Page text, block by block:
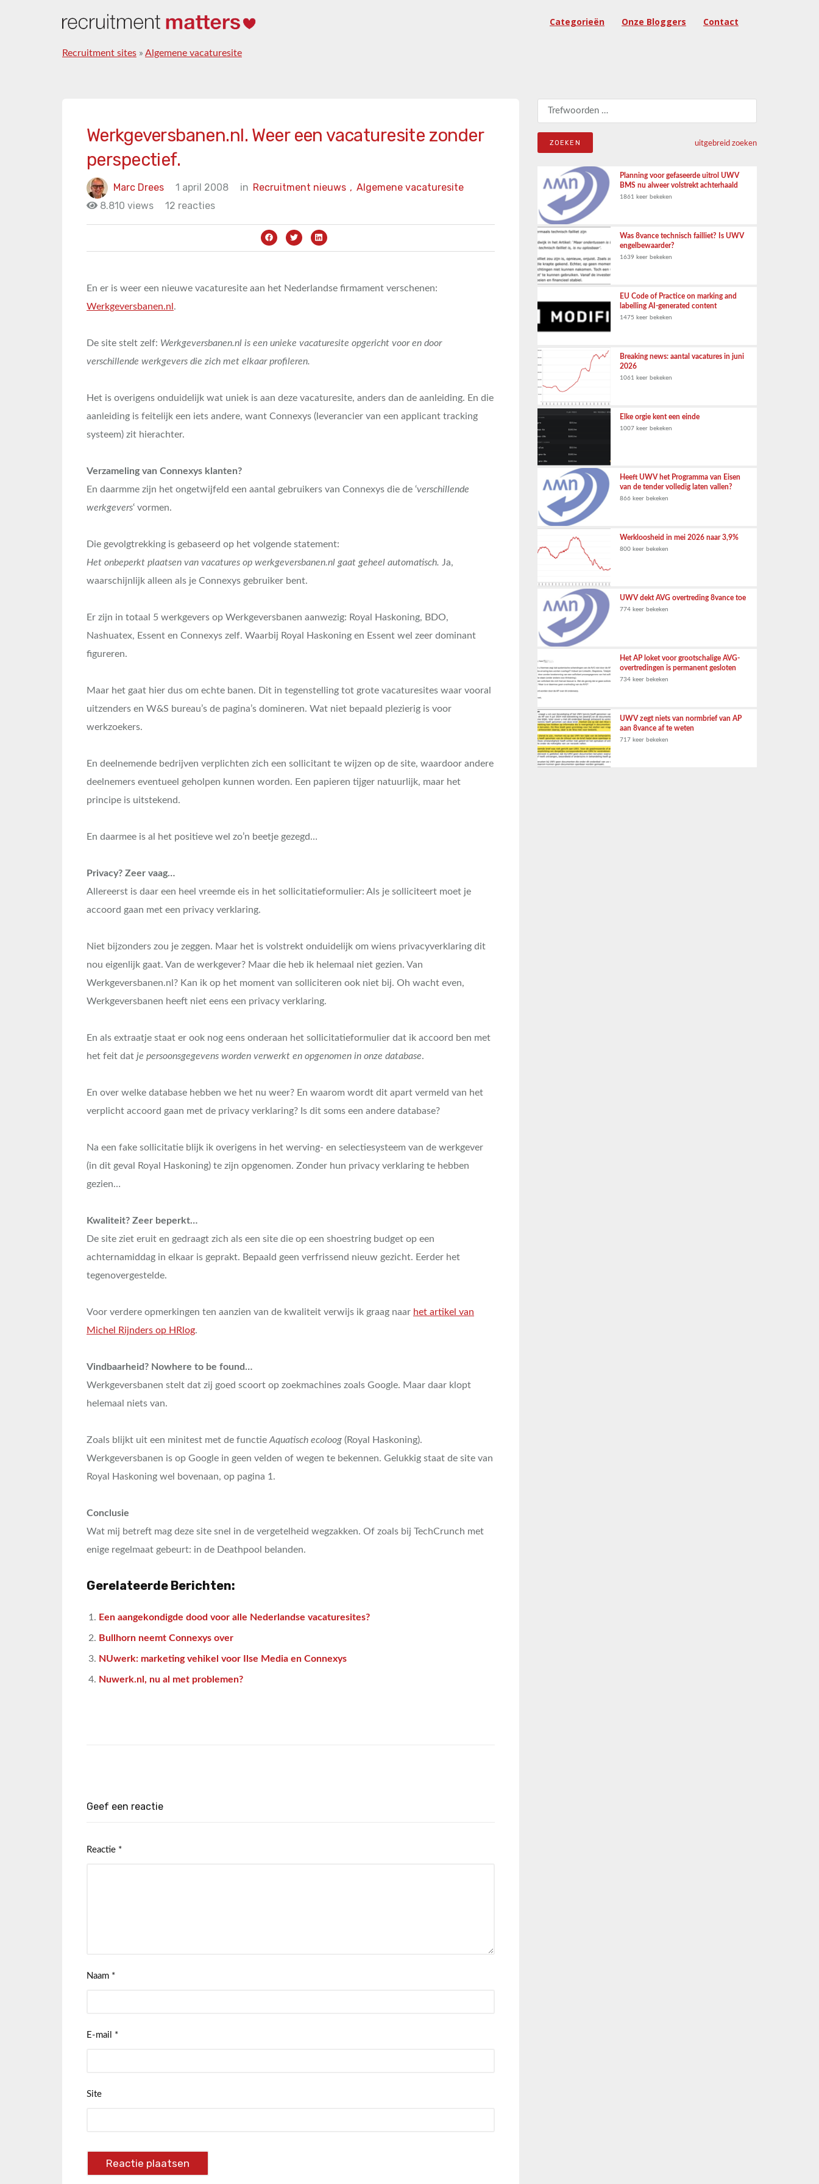
Categorieën Onze Bloggers Contact
Recruitment sites » Algemene vacaturesite
Werkgeversbanen.nl. Weer een vacaturesite zonder
perspectief.
Marc Drees 1 april 2008 in Algemene vacaturesite
Recruitment nieuws ,
8.810 views
12 reacties
En er is weer een nieuwe vacaturesite aan het Nederlandse firmament verschenen:
Werkgeversbanen.nl .
De site stelt zelf: Werkgeversbanen.nl is een unieke vacaturesite opgericht voor en door
verschillende werkgevers die zich met elkaar profileren.
Het is overigens onduidelijk wat uniek is aan deze vacaturesite, anders dan de aanleiding. En die
aanleiding is feitelijk een iets andere, want Connexys (leverancier van een applicant tracking
systeem) zit hierachter.
Verzameling van Connexys klanten?
En daarmme zijn het ongetwijfeld een aantal gebruikers van Connexys die de ‘verschillende
werkgevers‘ vormen.
Die gevolgtrekking is gebaseerd op het volgende statement:
Het onbeperkt plaatsen van vacatures op werkgeversbanen.nl gaat geheel automatisch. Ja,
waarschijnlijk alleen als je Connexys gebruiker bent.
Er zijn in totaal 5 werkgevers op Werkgeversbanen aanwezig: Royal Haskoning, BDO,
Nashuatex, Essent en Connexys zelf. Waarbij Royal Haskoning en Essent wel zeer dominant
figureren.
Maar het gaat hier dus om echte banen. Dit in tegenstelling tot grote vacaturesites waar vooral
uitzenders en W&S bureau’s de pagina’s domineren. Wat niet bepaald plezierig is voor
werkzoekers.
En deelnemende bedrijven verplichten zich een sollicitant te wijzen op de site, waardoor andere
deelnemers eventueel geholpen kunnen worden. Een papieren tijger natuurlijk, maar het
principe is uitstekend.
En daarmee is al het positieve wel zo’n beetje gezegd…
Privacy? Zeer vaag…
Allereerst is daar een heel vreemde eis in het sollicitatieformulier: Als je solliciteert moet je
accoord gaan met een privacy verklaring.
Niet bijzonders zou je zeggen. Maar het is volstrekt onduidelijk om wiens privacyverklaring dit
nou eigenlijk gaat. Van de werkgever? Maar die heb ik helemaal niet gezien. Van
Werkgeversbanen.nl? Kan ik op het moment van solliciteren ook niet bij. Oh wacht even,
Werkgeversbanen heeft niet eens een privacy verklaring.
En als extraatje staat er ook nog eens onderaan het sollicitatieformulier dat ik accoord ben met
het feit dat je persoonsgegevens worden verwerkt en opgenomen in onze database.
En over welke database hebben we het nu weer? En waarom wordt dit apart vermeld van het
verplicht accoord gaan met de privacy verklaring? Is dit soms een andere database?
Na een fake sollicitatie blijk ik overigens in het werving- en selectiesysteem van de werkgever
(in dit geval Royal Haskoning) te zijn opgenomen. Zonder hun privacy verklaring te hebben
gezien…
Kwaliteit? Zeer beperkt…
De site ziet eruit en gedraagt zich als een site die op een shoestring budget op een
achternamiddag in elkaar is geprakt. Bepaald geen verfrissend nieuw gezicht. Eerder het
tegenovergestelde.
Voor verdere opmerkingen ten aanzien van de kwaliteit verwijs ik graag naar het artikel van
Michel Rijnders op HRlog.
Vindbaarheid? Nowhere to be found…
Werkgeversbanen stelt dat zij goed scoort op zoekmachines zoals Google. Maar daar klopt
helemaal niets van.
Zoals blijkt uit een minitest met de functie Aquatisch ecoloog (Royal Haskoning).
Werkgeversbanen is op Google in geen velden of wegen te bekennen. Gelukkig staat de site van
Royal Haskoning wel bovenaan, op pagina 1.
Conclusie
Wat mij betreft mag deze site snel in de vergetelheid wegzakken. Of zoals bij TechCrunch met
enige regelmaat gebeurt: in de Deathpool belanden.
Gerelateerde Berichten:
Een aangekondigde dood voor alle Nederlandse vacaturesites?
Bullhorn neemt Connexys over
NUwerk: marketing vehikel voor Ilse Media en Connexys
Nuwerk.nl, nu al met problemen?
Geef een reactie
Reactie *
Naam *
E-mail *
Site
Zoeken naar:
uitgebreid zoeken
Planning voor gefaseerde uitrol UWV
BMS nu alweer volstrekt achterhaald
1861 keer bekeken
Was 8vance technisch failliet? Is UWV
engelbewaarder?
1639 keer bekeken
EU Code of Practice on marking and
labelling AI-generated content
1475 keer bekeken
Breaking news: aantal vacatures in juni
2026
1061 keer bekeken
Elke orgie kent een einde
1007 keer bekeken
Heeft UWV het Programma van Eisen
van de tender volledig laten vallen?
866 keer bekeken
Werkloosheid in mei 2026 naar 3,9%
800 keer bekeken
UWV dekt AVG overtreding 8vance toe
774 keer bekeken
Het AP loket voor grootschalige AVG-
overtredingen is permanent gesloten
734 keer bekeken
UWV zegt niets van normbrief van AP
aan 8vance af te weten
717 keer bekeken